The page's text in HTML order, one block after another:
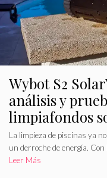
Wybot S2
análisis y
limpiafondos
La limpieza de piscinas ya
un derroche de energía.
Leer Más